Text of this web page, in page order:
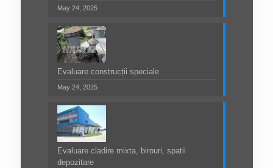
May 24, 2025
Evaluare construcții speciale
May 24, 2025
Evaluare cladire mixta, birouri, spatii
depozitare